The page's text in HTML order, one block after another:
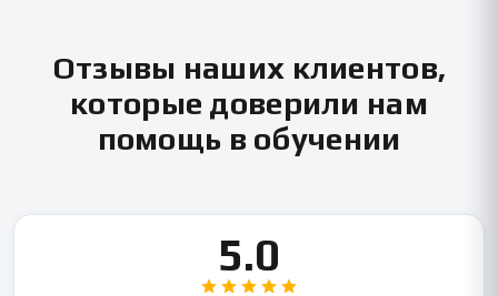
Отзывы наших клиентов,
которые доверили нам
помощь в обучении
5.0